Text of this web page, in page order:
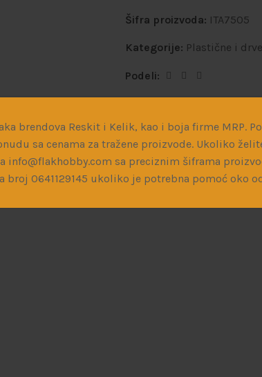
brendova Reskit i Kelik, kao i boja firme MRP.
sa cenama za tražene proizvode. Ukoliko
info@flakhobby.com sa preciznim šiframa
broj 0641129145 ukoliko je potrebna pomoć oko
Šifra proizvoda: ITA7505
Kategorije: Plastične i
Podeli: